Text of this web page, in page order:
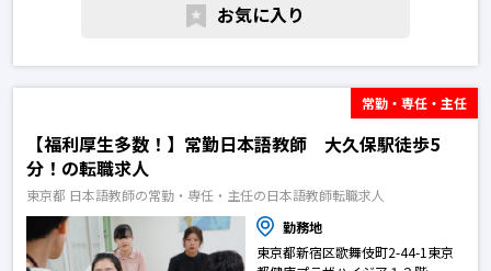
お気に入り
常勤・専任・主任
【福利厚生多数！】常勤日本語教師 大久保駅徒歩5
分！の転職求人
東京都 日本語教師の常勤・専任・主任の日本語教師転職求人
勤務地
東京都新宿区歌舞伎町2-44-1東京